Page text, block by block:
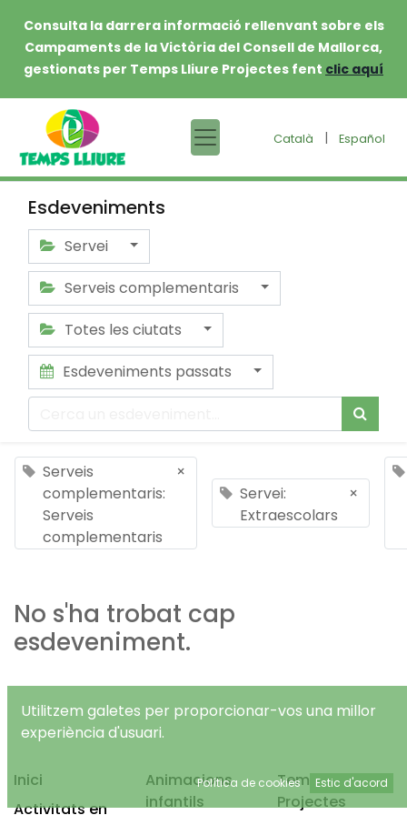
Consulta la darrera informació rellenvant sobre els
Campaments de la Victòria del Consell de Mallorca,
gestionats per Temps Lliure Projectes fent clic aquí
Català | Español
Esdeveniments
Servei
Serveis complementaris
Totes les ciutats
Esdeveniments passats
Serveis
complementaris:
Serveis
complementaris
×
Servei:
Extraescolars
×
No s'ha trobat cap
esdeveniment.
Inici
Activitats en
Animacions
infantils
Temps Lliure
Projectes
Utilitzem galetes per proporcionar-vos una millor
experiència d'usuari.
Política de cookies Estic d'acord